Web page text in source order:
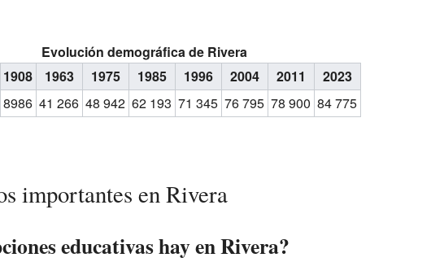
Evolución demográfica de Rivera
1908 1963 1975 1985 1996 2004 2011
2023
8986 41 266 48 942 62 193 71 345 76 795 78 900 84 775
importantes en Rivera
educativas hay en Rivera?